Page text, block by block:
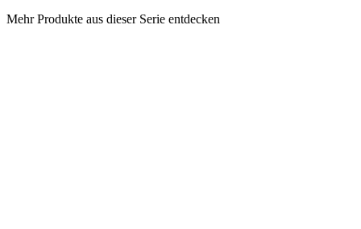
Mehr Produkte aus dieser Serie entdecken